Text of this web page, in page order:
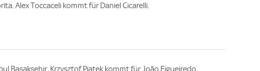
Alex Toccaceli kommt für Daniel Cicarelli.
Basaksehir. Krzysztof Piatek kommt für João Figueiredo.